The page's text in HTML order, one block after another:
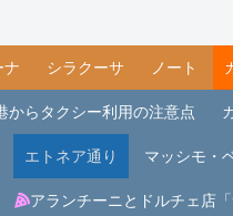
ナ シラクーサ ノート
からタクシー利用の注意点
エトネア通り マッシモ・
アランチーニとドルチェ店「